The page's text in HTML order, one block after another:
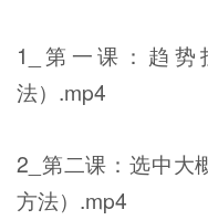
1_第一课：趋
法）.mp4
2_第二课：选中大
方法）.mp4